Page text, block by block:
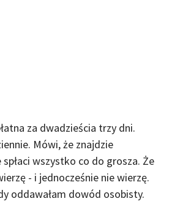
za dwadzieścia trzy dni.
Mówi, że znajdzie
wszystko co do grosza. Że
- i jednocześnie nie wierzę.
oddawałam dowód osobisty.